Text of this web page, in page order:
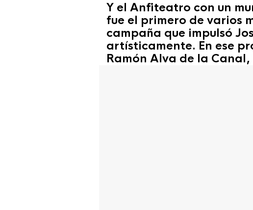
Y el Anfiteatro con un
fue el primero de varios
campaña que impulsó
artísticamente. En ese
Ramón Alva de la